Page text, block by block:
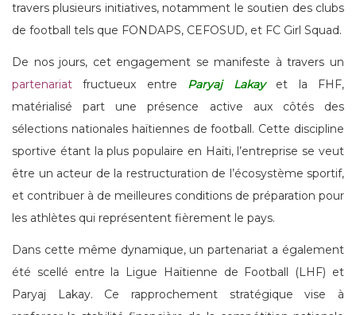
travers plusieurs initiatives, notamment le soutien des clubs
de football tels que FONDAPS, CEFOSUD, et FC Girl Squad.
De nos jours, cet engagement se manifeste à travers un
partenariat fructueux entre Paryaj Lakayet la FHF,
matérialisé part une présence active aux côtés des
sélections nationales haïtiennes de football. Cette discipline
sportive étant la plus populaire en Haïti, l’entreprise se veut
être un acteur de la restructuration de l’écosystème sportif,
et contribuer à de meilleures conditions de préparation pour
les athlètes qui représentent fièrement le pays.
Dans cette même dynamique, un partenariat a également
été scellé entre la Ligue Haïtienne de Football (LHF) et
Paryaj Lakay. Ce rapprochement stratégique vise à